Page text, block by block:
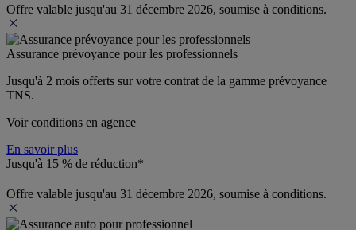
Offre valable jusqu'au 31 décembre 2026, soumise à conditions.
Assurance prévoyance pour les professionnels
Jusqu'à 2 mois offerts sur votre contrat de la gamme prévoyance
TNS.
Voir conditions en agence
En savoir plus
Jusqu'à 15 % de réduction*
Offre valable jusqu'au 31 décembre 2026, soumise à conditions.